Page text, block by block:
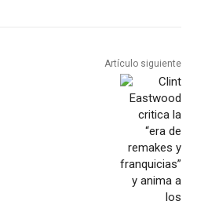
Artículo siguiente